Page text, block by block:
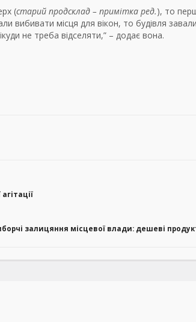
(старий продсклад – примітка ред.), то
вибивати місця для вікон, то будівля
не треба відселяти,” – додає вона.
залицяння місцевої влади: дешеві